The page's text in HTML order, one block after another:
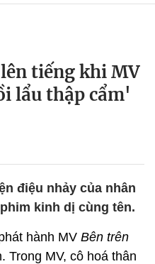
tiếng khi MV
lẩu thập cẩm'
điệu nhảy của nhân
kinh dị cùng tên.
hành MV Bên trên
Trong MV, cô hoá thân